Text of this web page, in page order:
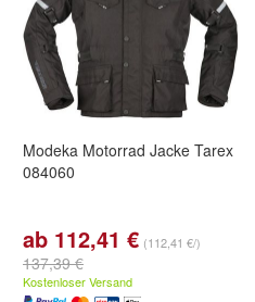
Modeka Motorrad Jacke Tarex
084060
ab 112,41 € (112,41 €/)
137,39 €
Kostenloser Versand